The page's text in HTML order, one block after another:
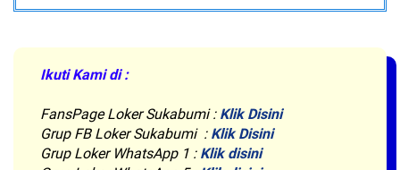
Ikuti Kami di :
FansPage Loker Sukabumi : Klik Disini
Grup FB Loker Sukabumi : Klik Disini
Grup Loker WhatsApp 1 : Klik disini